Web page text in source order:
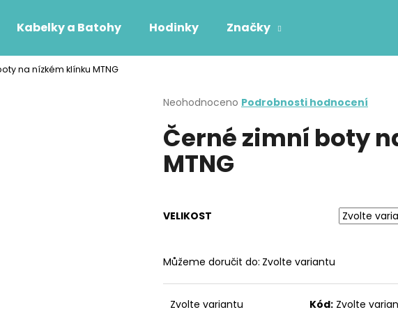
Kabelky a Batohy Hodinky Značky
na nízkém klínku MTNG
Průměrné
produktu
je
0,0
Neohodnoceno Podrobnosti hodnocení
Černé zimní boty
MTNG
VELIKOST
Můžeme doručit do: Zvolte variantu
Zvolte variantu Kód: Zvolte
Co potřebujete najít?
HLEDAT